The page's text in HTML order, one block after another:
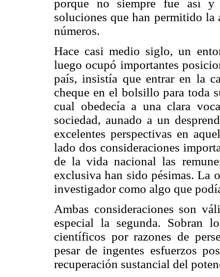
porque no siempre fue así y
soluciones que han permitido
números.
Hace casi medio siglo, un
luego ocupó importantes
país, insistía que entrar en la
cheque en el bolsillo para toda
cual obedecía a una clara
sociedad, aunado a un
excelentes perspectivas en
lado dos consideraciones
de la vida nacional las
exclusiva han sido pésimas. La
investigador como algo que
Ambas consideraciones son
especial la segunda. Sobran
científicos por razones de
pesar de ingentes esfuerzos
recuperación sustancial del